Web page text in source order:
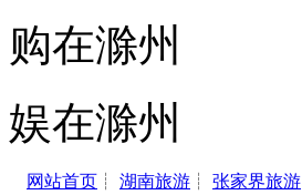
购在滁州
娱在滁州
网站首页 ┊ 湖南旅游 ┊ 张家界旅游